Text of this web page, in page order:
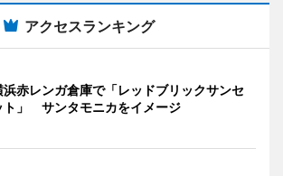
アクセスランキング
浜赤レンガ倉庫で「レッドブリックサンセ
ト」 サンタモニカをイメージ